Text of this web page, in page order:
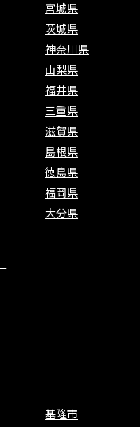
宮城県
茨城県
神奈川県
山梨県
福井県
三重県
滋賀県
島根県
徳島県
福岡県
大分県
基隆市